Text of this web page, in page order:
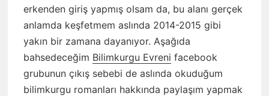
erkenden giriş yapmış olsam da, bu alanı gerçek
anlamda keşfetmem aslında 2014-2015 gibi
yakın bir zamana dayanıyor. Aşağıda
bahsedeceğim Bilimkurgu Evreni facebook
grubunun çıkış sebebi de aslında okuduğum
bilimkurgu romanları hakkında paylaşım yapmak